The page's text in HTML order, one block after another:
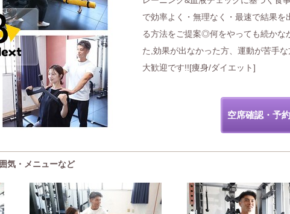
で効率よく・無理なく・最速で結果を
る方法をご提案◎何をやっても続かな
た,効果が出なかった方、運動が苦手な
大歓迎です!![痩身/ダイエット]
空席確認・予
気・メニューなど